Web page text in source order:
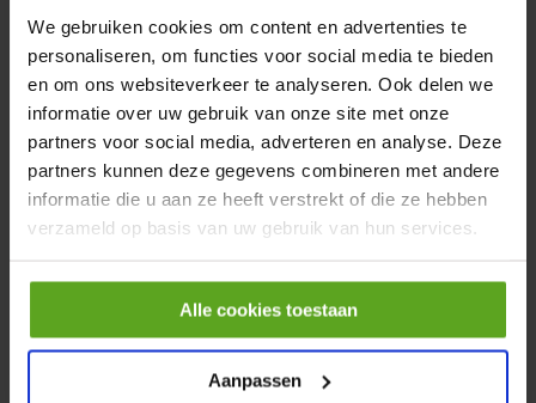
We gebruiken cookies om content en advertenties te
personaliseren, om functies voor social media te bieden
en om ons websiteverkeer te analyseren. Ook delen we
informatie over uw gebruik van onze site met onze
partners voor social media, adverteren en analyse. Deze
partners kunnen deze gegevens combineren met andere
informatie die u aan ze heeft verstrekt of die ze hebben
verzameld op basis van uw gebruik van hun services.
Alle cookies toestaan
Aanpassen
− Aantal +
Controleer voorraad
Vergelijken
Magneetventiel VUVG-L10-
M52-MZT-M7-1H2L-F1A
Merknaam:Festo